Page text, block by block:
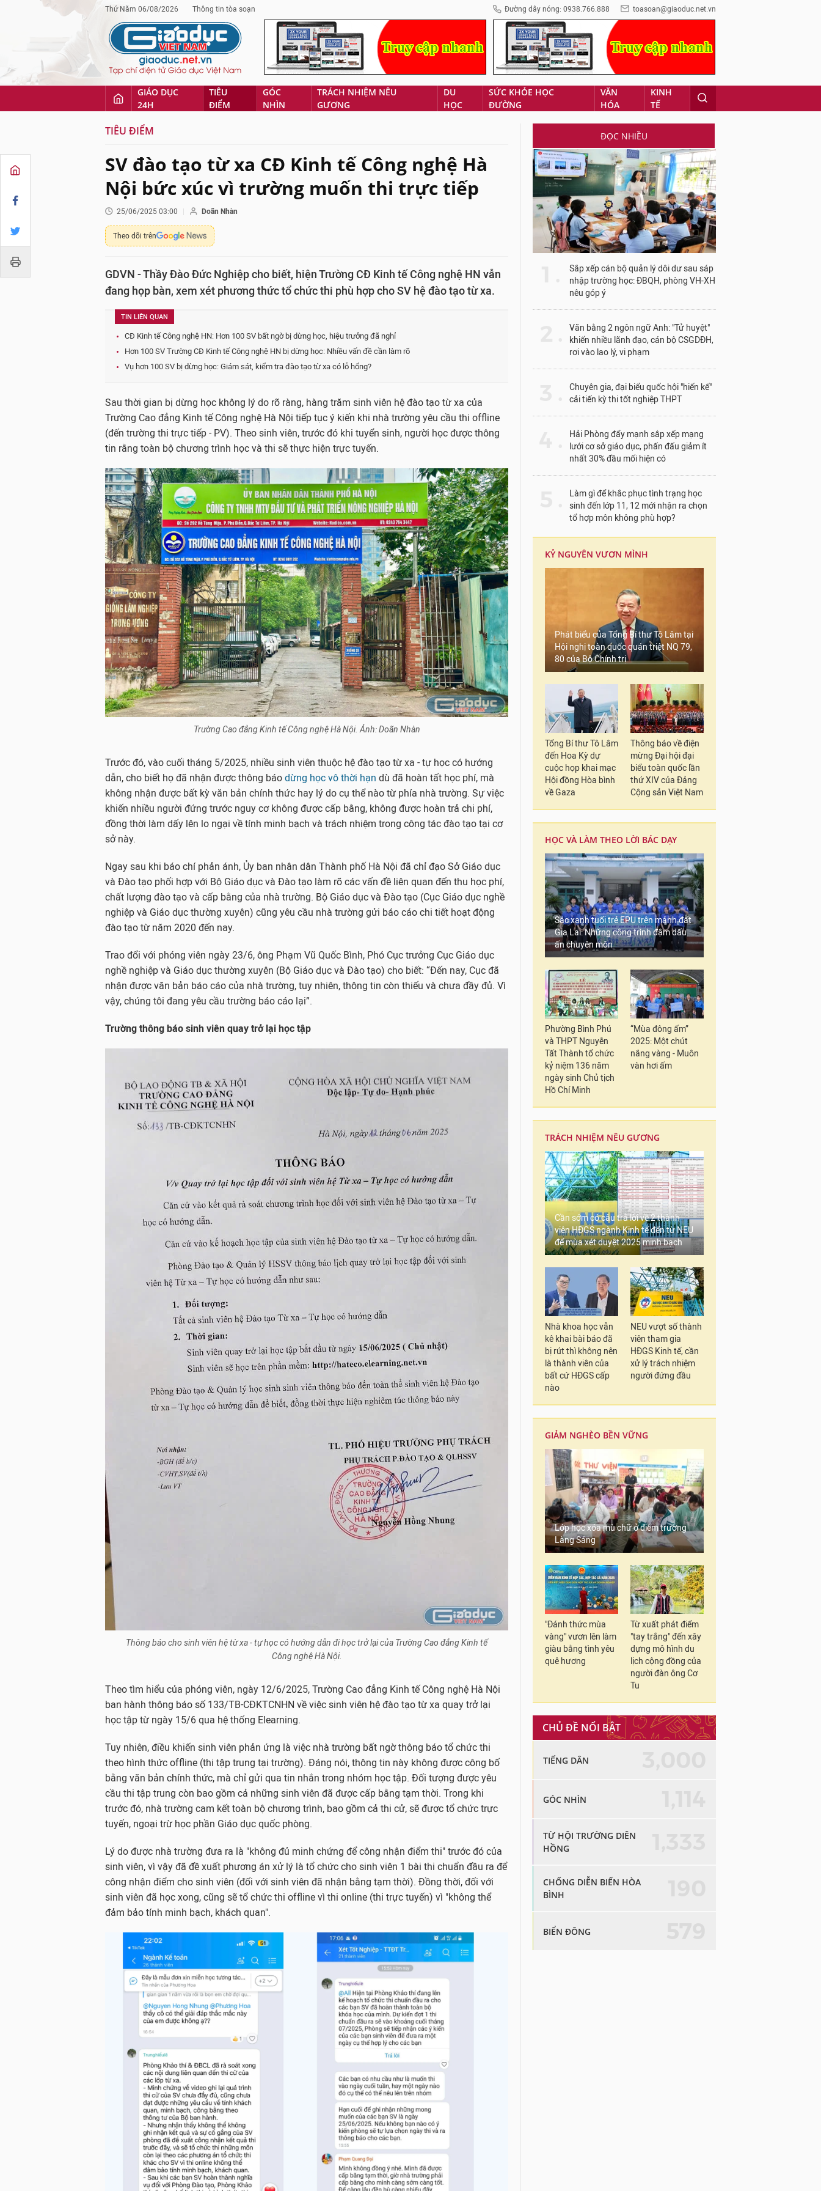
Thứ Năm 06/08/2026 Thông tin tòa soạn Đường dây nóng: 0938.766.888 toasoan@giaoduc.net.vn
GIÁO DỤC
24H
TIÊU
ĐIỂM
GÓC
NHÌN
TRÁCH NHIỆM NÊU
GƯƠNG
DU
HỌC
SỨC KHỎE HỌC
ĐƯỜNG
VĂN
HÓA
KINH
TẾ
TIÊU ĐIỂM
SV đào tạo từ xa CĐ Kinh tế Công nghệ Hà
Nội bức xúc vì trường muốn thi trực tiếp
25/06/2025 03:00 Doãn Nhàn
Theo dõi trên
GDVN - Thầy Đào Đức Nghiệp cho biết, hiện Trường CĐ Kinh tế Công nghệ HN vẫn
đang họp bàn, xem xét phương thức tổ chức thi phù hợp cho SV hệ đào tạo từ xa.
TIN LIÊN QUAN
CĐ Kinh tế Công nghệ HN: Hơn 100 SV bất ngờ bị dừng học, hiệu trưởng đã nghỉ
Hơn 100 SV Trường CĐ Kinh tế Công nghệ HN bị dừng học: Nhiều vấn đề cần làm rõ
Vụ hơn 100 SV bị dừng học: Giám sát, kiểm tra đào tạo từ xa có lỗ hổng?
Sau thời gian bị dừng học không lý do rõ ràng, hàng trăm sinh viên hệ đào tạo từ xa của
Trường Cao đẳng Kinh tế Công nghệ Hà Nội tiếp tục ý kiến khi nhà trường yêu cầu thi offline
(đến trường thi trực tiếp - PV). Theo sinh viên, trước đó khi tuyển sinh, người học được thông
tin rằng toàn bộ chương trình học và thi sẽ thực hiện trực tuyến.
Trường Cao đẳng Kinh tế Công nghệ Hà Nội. Ảnh: Doãn Nhàn
Trước đó, vào cuối tháng 5/2025, nhiều sinh viên thuộc hệ đào tạo từ xa - tự học có hướng
dẫn, cho biết họ đã nhận được thông báo dừng học vô thời hạn dù đã hoàn tất học phí, mà
không nhận được bất kỳ văn bản chính thức hay lý do cụ thể nào từ phía nhà trường. Sự việc
khiến nhiều người đứng trước nguy cơ không được cấp bằng, không được hoàn trả chi phí,
đồng thời làm dấy lên lo ngại về tính minh bạch và trách nhiệm trong công tác đào tạo tại cơ
sở này.
Ngay sau khi báo chí phản ánh, Ủy ban nhân dân Thành phố Hà Nội đã chỉ đạo Sở Giáo dục
và Đào tạo phối hợp với Bộ Giáo dục và Đào tạo làm rõ các vấn đề liên quan đến thu học phí,
chất lượng đào tạo và cấp bằng của nhà trường. Bộ Giáo dục và Đào tạo (Cục Giáo dục nghề
nghiệp và Giáo dục thường xuyên) cũng yêu cầu nhà trường gửi báo cáo chi tiết hoạt động
đào tạo từ năm 2020 đến nay.
Trao đổi với phóng viên ngày 23/6, ông Phạm Vũ Quốc Bình, Phó Cục trưởng Cục Giáo dục
nghề nghiệp và Giáo dục thường xuyên (Bộ Giáo dục và Đào tạo) cho biết: “Đến nay, Cục đã
nhận được văn bản báo cáo của nhà trường, tuy nhiên, thông tin còn thiếu và chưa đầy đủ. Vì
vậy, chúng tôi đang yêu cầu trường báo cáo lại”.
Trường thông báo sinh viên quay trở lại học tập
Thông báo cho sinh viên hệ từ xa - tự học có hướng dẫn đi học trở lại của Trường Cao đẳng Kinh tế
Công nghệ Hà Nội.
Theo tìm hiểu của phóng viên, ngày 12/6/2025, Trường Cao đẳng Kinh tế Công nghệ Hà Nội
ban hành thông báo số 133/TB-CĐKTCNHN về việc sinh viên hệ đào tạo từ xa quay trở lại
học tập từ ngày 15/6 qua hệ thống Elearning.
Tuy nhiên, điều khiến sinh viên phản ứng là việc nhà trường bất ngờ thông báo tổ chức thi
theo hình thức offline (thi tập trung tại trường). Đáng nói, thông tin này không được công bố
bằng văn bản chính thức, mà chỉ gửi qua tin nhắn trong nhóm học tập. Đối tượng được yêu
cầu thi tập trung còn bao gồm cả những sinh viên đã được cấp bằng tạm thời. Trong khi
trước đó, nhà trường cam kết toàn bộ chương trình, bao gồm cả thi cử, sẽ được tổ chức trực
tuyến, ngoại trừ học phần Giáo dục quốc phòng.
Lý do được nhà trường đưa ra là "không đủ minh chứng để công nhận điểm thi" trước đó của
sinh viên, vì vậy đã đề xuất phương án xử lý là tổ chức cho sinh viên 1 bài thi chuẩn đầu ra để
công nhận điểm cho sinh viên (đối với sinh viên đã nhận bằng tạm thời). Đồng thời, đối với
sinh viên đã học xong, cũng sẽ tổ chức thi offline vì thi online (thi trực tuyến) vì "không thể
đảm bảo tính minh bạch, khách quan".
ĐỌC NHIỀU
Sắp xếp cán bộ quản lý dôi dư sau sáp
nhập trường học: ĐBQH, phòng VH-XH
nêu góp ý
Văn bằng 2 ngôn ngữ Anh: "Tử huyệt"
khiến nhiều lãnh đạo, cán bộ CSGDĐH,
rơi vào lao lý, vi phạm
Chuyên gia, đại biểu quốc hội "hiến kế"
cải tiến kỳ thi tốt nghiệp THPT
Hải Phòng đẩy mạnh sắp xếp mạng
lưới cơ sở giáo dục, phấn đấu giảm ít
nhất 30% đầu mối hiện có
Làm gì để khắc phục tình trạng học
sinh đến lớp 11, 12 mới nhận ra chọn
tổ hợp môn không phù hợp?
KỶ NGUYÊN VƯƠN MÌNH
Phát biểu của Tổng Bí thư Tô Lâm tại
Hội nghị toàn quốc quán triệt NQ 79,
80 của Bộ Chính trị
Tổng Bí thư Tô Lâm
đến Hoa Kỳ dự
cuộc họp khai mạc
Hội đồng Hòa bình
về Gaza
Thông báo về điện
mừng Đại hội đại
biểu toàn quốc lần
thứ XIV của Đảng
Cộng sản Việt Nam
HỌC VÀ LÀM THEO LỜI BÁC DẠY
Sắc xanh tuổi trẻ EPU trên mảnh đất
Gia Lai: Những công trình đậm dấu
ấn chuyên môn
Phường Bình Phú
và THPT Nguyễn
Tất Thành tổ chức
kỷ niệm 136 năm
ngày sinh Chủ tịch
Hồ Chí Minh
“Mùa đông ấm”
2025: Một chút
nắng vàng - Muôn
vàn hơi ấm
TRÁCH NHIỆM NÊU GƯƠNG
Cần sớm có câu trả lời về 2 thành
viên HĐGS ngành Kinh tế đến từ NEU
để mùa xét duyệt 2025 minh bạch
Nhà khoa học vẫn
kê khai bài báo đã
bị rút thì không nên
là thành viên của
bất cứ HĐGS cấp
nào
NEU vượt số thành
viên tham gia
HĐGS Kinh tế, cần
xử lý trách nhiệm
người đứng đầu
GIẢM NGHÈO BỀN VỮNG
Lớp học xóa mù chữ ở điểm trường
Làng Sáng
"Đánh thức mùa
vàng" vươn lên làm
giàu bằng tình yêu
quê hương
Từ xuất phát điểm
"tay trắng" đến xây
dựng mô hình du
lịch cộng đồng của
người đàn ông Cơ
Tu
CHỦ ĐỀ NỔI BẬT
TIẾNG DÂN
GÓC NHÌN
TỪ HỘI TRƯỜNG DIÊN
HỒNG
CHỐNG DIỄN BIẾN HÒA
BÌNH
BIỂN ĐÔNG